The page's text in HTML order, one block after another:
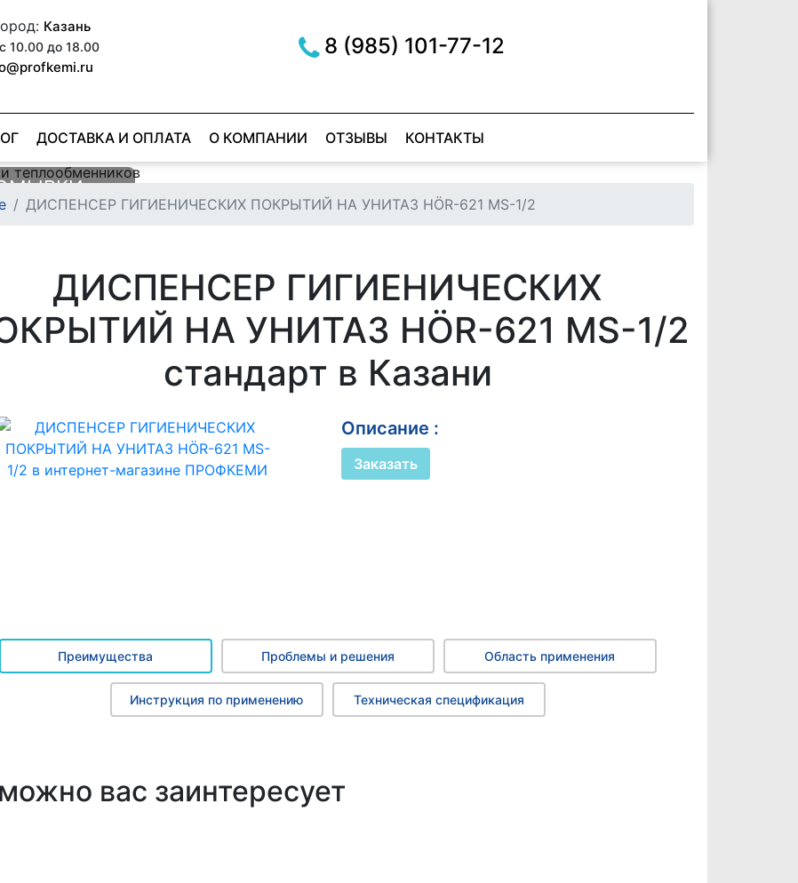
Казань
10.00 до 18.00 8 (985) 101-77-12
ДОСТАВКА И ОПЛАТА О КОМПАНИИ ОТЗЫВЫ КОНТАКТЫ
RED
ДИСПЕНСЕР ГИГИЕНИЧЕСКИХ ПОКРЫТИЙ НА УНИТАЗ HÖR-621 MS-1/2
ДИСПЕНСЕР ГИГИЕНИЧЕСКИХ
НА УНИТАЗ HÖR-621 MS-1/2
стандарт в Казани
Описание :
Заказать
Преимущества Проблемы и решения Область применения
Инструкция по применению Техническая спецификация
вас заинтересует